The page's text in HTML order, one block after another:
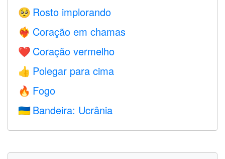
🥺 Rosto implorando
❤️‍🔥 Coração em chamas
❤️ Coração vermelho
👍 Polegar para cima
🔥 Fogo
🇺🇦 Bandeira: Ucrânia